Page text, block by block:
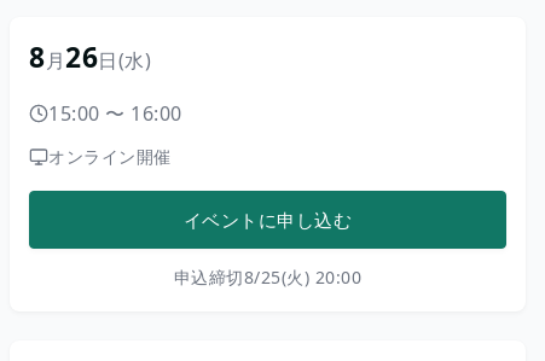
8月26日(水)
15:00 〜 16:00
オンライン開催
イベントに申し込む
申込締切8/25(火) 20:00